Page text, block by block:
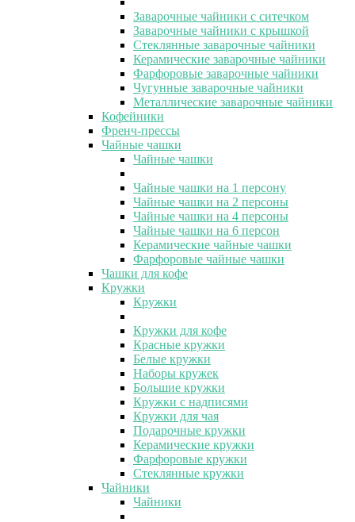
Заварочные чайники с ситечком
Заварочные чайники с крышкой
Стеклянные заварочные чайники
Керамические заварочные чайники
Фарфоровые заварочные чайники
Чугунные заварочные чайники
Металлические заварочные чайники
Кофейники
Френч-прессы
Чайные чашки
Чайные чашки
Чайные чашки на 1 персону
Чайные чашки на 2 персоны
Чайные чашки на 4 персоны
Чайные чашки на 6 персон
Керамические чайные чашки
Фарфоровые чайные чашки
Чашки для кофе
Кружки
Кружки
Кружки для кофе
Красные кружки
Белые кружки
Наборы кружек
Большие кружки
Кружки с надписями
Кружки для чая
Подарочные кружки
Керамические кружки
Фарфоровые кружки
Стеклянные кружки
Чайники
Чайники